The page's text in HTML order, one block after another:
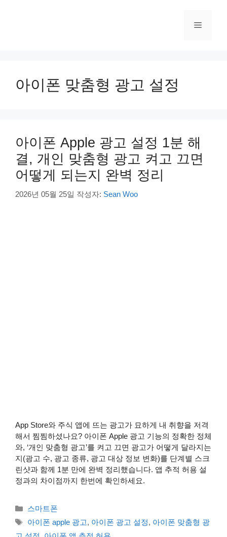
메
아이폰 맞춤형 광고 설정
아이폰 Apple 광고 설정 1분 해
결, 개인 맞춤형 광고 켜고 끄면
어떻게 되는지 완벽 정리
2026년 05월 25일 작성자: Sean Woo
App Store와 주식 앱에 뜨는 광고가 묘하게 내 취향을 저격
해서 찜찜하셨나요? 아이폰 Apple 광고 기능의 정확한 정체
와, ‘개인 맞춤형 광고’를 켜고 끄면 광고가 어떻게 달라지는
지(광고 수, 광고 종류, 광고 대상 정보 변화)를 단계별 스크
린샷과 함께 1분 만에 완벽 정리했습니다. 앱 추적 허용 설
정과의 차이점까지 한번에 확인하세요.
카
테
고
스마트폰
태
그
아이폰 apple 광고, 아이폰 광고 설정, 아이폰 맞춤형 광